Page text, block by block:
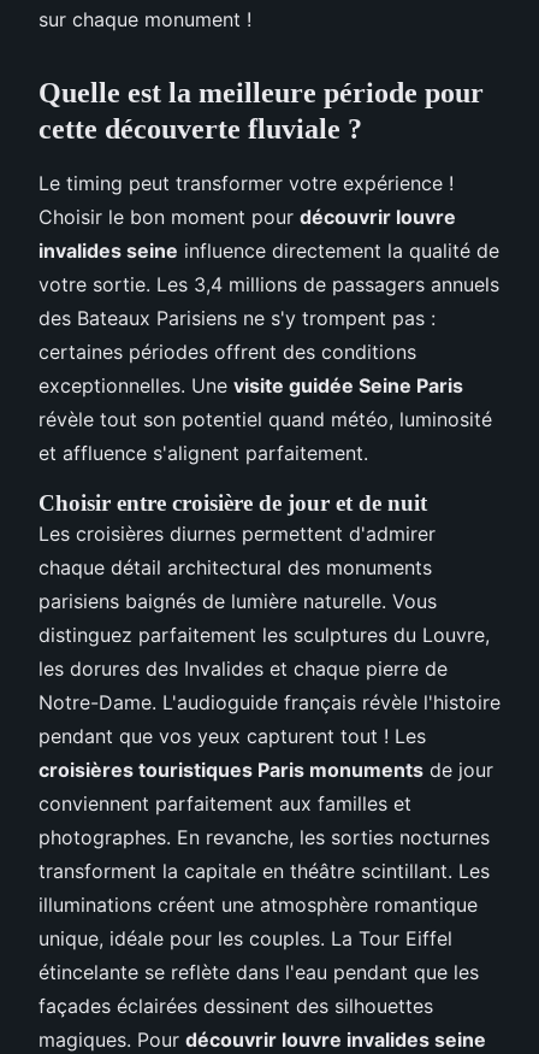
sur chaque monument !
Quelle est la meilleure période pour
cette découverte fluviale ?
Le timing peut transformer votre expérience !
Choisir le bon moment pour découvrir louvre
invalides seine influence directement la qualité de
votre sortie. Les 3,4 millions de passagers annuels
des Bateaux Parisiens ne s'y trompent pas :
certaines périodes offrent des conditions
exceptionnelles. Une visite guidée Seine Paris
révèle tout son potentiel quand météo, luminosité
et affluence s'alignent parfaitement.
Choisir entre croisière de jour et de nuit
Les croisières diurnes permettent d'admirer
chaque détail architectural des monuments
parisiens baignés de lumière naturelle. Vous
distinguez parfaitement les sculptures du Louvre,
les dorures des Invalides et chaque pierre de
Notre-Dame. L'audioguide français révèle l'histoire
pendant que vos yeux capturent tout ! Les
croisières touristiques Paris monuments de jour
conviennent parfaitement aux familles et
photographes. En revanche, les sorties nocturnes
transforment la capitale en théâtre scintillant. Les
illuminations créent une atmosphère romantique
unique, idéale pour les couples. La Tour Eiffel
étincelante se reflète dans l'eau pendant que les
façades éclairées dessinent des silhouettes
magiques. Pour découvrir louvre invalides seine